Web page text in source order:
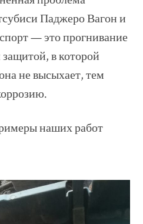
Паджеро Вагон и
— это прогнивание
в которой
не высыхает, тем
наших работ